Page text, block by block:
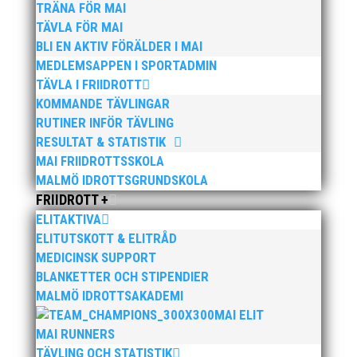
TRÄNA FÖR MAI
TÄVLA FÖR MAI
BLI EN AKTIV FÖRÄLDER I MAI
MEDLEMSAPPEN I SPORTADMIN
TÄVLA I FRIIDROTT
KOMMANDE TÄVLINGAR
RUTINER INFÖR TÄVLING
RESULTAT & STATISTIK
MAI FRIIDROTTSSKOLA
MALMÖ IDROTTSGRUNDSKOLA
FRIIDROTT +
ELITAKTIVA
ELITUTSKOTT & ELITRÅD
MEDICINSK SUPPORT
BLANKETTER OCH STIPENDIER
MALMÖ IDROTTSAKADEMI
MAI ELIT
MAI RUNNERS
TÄVLING OCH STATISTIK
GRATTIS Marinda och Stellan, ni är ett härligt och
ambitiöst team!
Publicerat tidigare
När restriktionerna äntligen lättat kunde vi arrangera
en Klubbdag för en och samma åldersgrupp, något
som är viktigt för sammanhållningen i en stor klubb
med många olika träningsgrupper. Att träna och
träffas på det sättet bygger klubbanda och vi lär